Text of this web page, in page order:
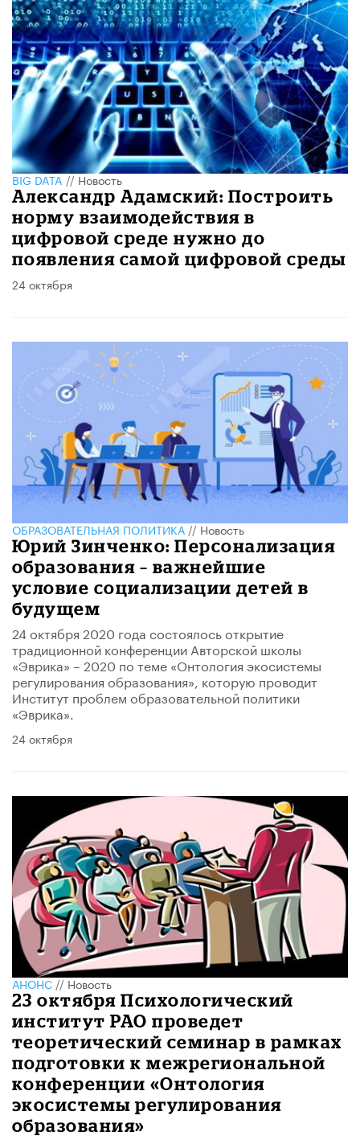
BIG DATA//Новость
Александр Адамский: Построить
норму взаимодействия в
цифровой среде нужно до
появления самой цифровой среды
24 октября
ОБРАЗОВАТЕЛЬНАЯ ПОЛИТИКА//Новость
Юрий Зинченко: Персонализация
образования – важнейшие
условие социализации детей в
будущем
24 октября 2020 года состоялось открытие
традиционной конференции Авторской школы
«Эврика» – 2020 по теме «Онтология экосистемы
регулирования образования», которую проводит
Институт проблем образовательной политики
«Эврика».
24 октября
АНОНС//Новость
23 октября Психологический
институт РАО проведет
теоретический семинар в рамках
подготовки к межрегиональной
конференции «Онтология
экосистемы регулирования
образования»